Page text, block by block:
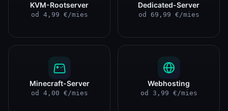
KVM-Rootserver
od 4,99 €/mies
Dedicated-Server
od 69,99 €/mies
Minecraft-Server
od 4,00 €/mies
Webhosting
od 3,99 €/mies